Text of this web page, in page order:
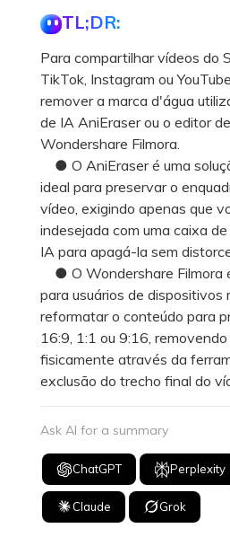
TL;DR:
Para compartilhar vídeos do
TikTok, Instagram ou
remover a marca d'água
de IA AniEraser ou o editor
Wondershare Filmora.
● O AniEraser é uma
ideal para preservar o
vídeo, exigindo apenas que
indesejada com uma caixa
IA para apagá-la sem
● O Wondershare Filmora
para usuários de dispositivos
reformatar o conteúdo para
16:9, 1:1 ou 9:16,
fisicamente através da
exclusão do trecho final do
Ask AI for a summary
ChatGPT Perplexity
Claude Grok